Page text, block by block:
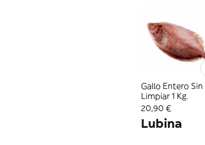
Gallo Entero Sin
Limpiar 1 Kg.
20,90 €
Lubina